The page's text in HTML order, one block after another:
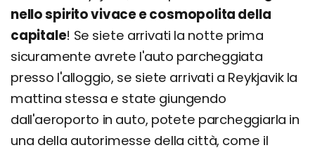
nello spirito vivace e cosmopolita della
capitale! Se siete arrivati la notte prima
sicuramente avrete l'auto parcheggiata
presso l'alloggio, se siete arrivati a Reykjavik la
mattina stessa e state giungendo
dall'aeroporto in auto, potete parcheggiarla in
una della autorimesse della città, come il